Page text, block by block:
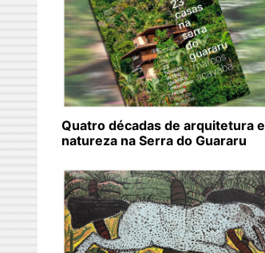
Quatro décadas de arquitetura e
natureza na Serra do Guararu